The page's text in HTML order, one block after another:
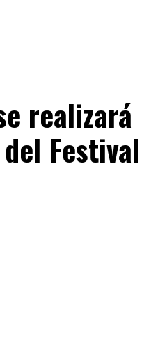
realizará
Festival